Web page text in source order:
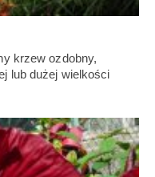
krzew ozdobny,
lub dużej wielkości